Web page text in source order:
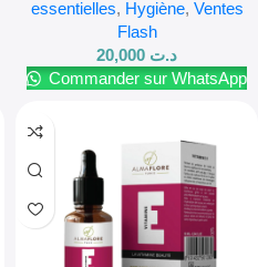
essentielles, Hygiène, Ventes
Flash
د.ت
Commander sur WhatsApp